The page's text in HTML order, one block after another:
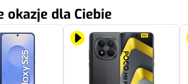
okazje dla Ciebie